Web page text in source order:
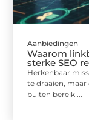
Aanbiedingen
Waarom
sterke SEO
Herkenbaar
te draaien,
buiten bereik ...